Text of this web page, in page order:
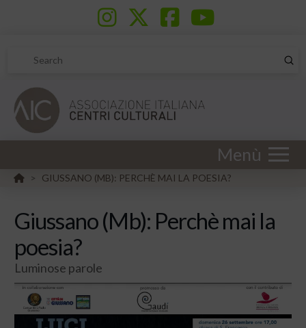
Search
Menù
HOME
> GIUSSANO (MB): PERCHÈ MAI LA POESIA?
Giussano (Mb): Perchè mai la
poesia?
Luminose parole